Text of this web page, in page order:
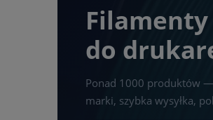
do
Ponad 1000 produktów —
marki, szybka wysyłka,